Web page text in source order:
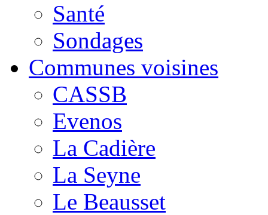
Santé
Sondages
Communes voisines
CASSB
Evenos
La Cadière
La Seyne
Le Beausset